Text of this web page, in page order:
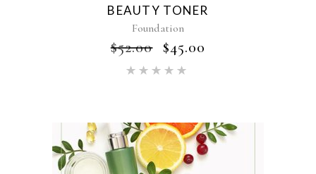
BEAUTY TONER
Foundation
$52.00 $45.00